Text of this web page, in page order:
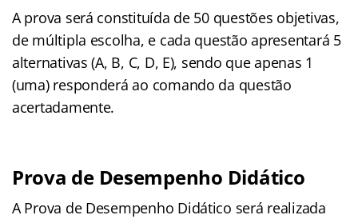
A prova será constituída de 50 questões objetivas,
de múltipla escolha, e cada questão apresentará 5
alternativas (A, B, C, D, E), sendo que apenas 1
(uma) responderá ao comando da questão
acertadamente.
Prova de Desempenho Didático
A Prova de Desempenho Didático será realizada